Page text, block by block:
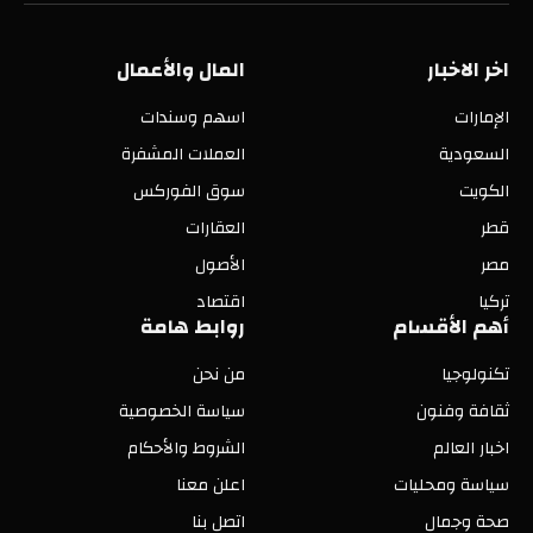
اخر الاخبار
الإمارات
السعودية
الكويت
قطر
مصر
تركيا
المال والأعمال
اسهم وسندات
العملات المشفرة
سوق الفوركس
العقارات
الأصول
اقتصاد
أهم الأقسام
تكنولوجيا
ثقافة وفنون
اخبار العالم
سياسة ومحليات
صحة وجمال
روابط هامة
من نحن
سياسة الخصوصية
الشروط والأحكام
اعلن معنا
اتصل بنا